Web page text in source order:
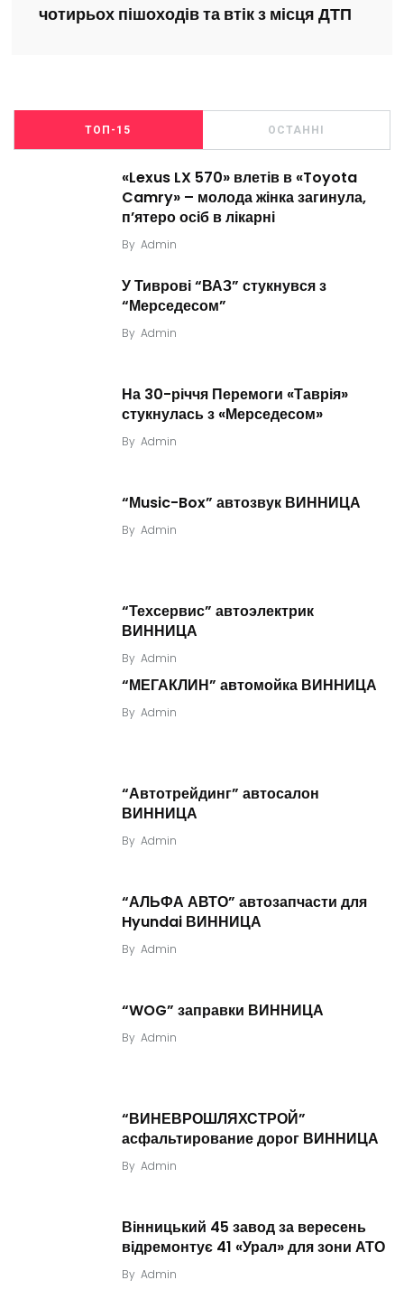
чотирьох пішоходів та втік з місця ДТП
ТОП-15 ОСТАННІ
«Lexus LX 570» влетів в «Toyota
Camry» – молода жінка загинула,
п’ятеро осіб в лікарні
By Admin
У Тиврові “ВАЗ” стукнувся з
“Мерседесом”
By Admin
На 30-річчя Перемоги «Таврія»
стукнулась з «Мерседесом»
By Admin
“Мusic-Box” автозвук ВИННИЦА
By Admin
“Техсервис” автоэлектрик
ВИННИЦА
By Admin
“МЕГАКЛИН” автомойка ВИННИЦА
By Admin
“Автотрейдинг” автосалон
ВИННИЦА
By Admin
“АЛЬФА АВТО” автозапчасти для
Hyundai ВИННИЦА
By Admin
“WOG” заправки ВИННИЦА
By Admin
“ВИНЕВРОШЛЯХСТРОЙ”
асфальтирование дорог ВИННИЦА
By Admin
Вінницький 45 завод за вересень
відремонтує 41 «Урал» для зони АТО
By Admin